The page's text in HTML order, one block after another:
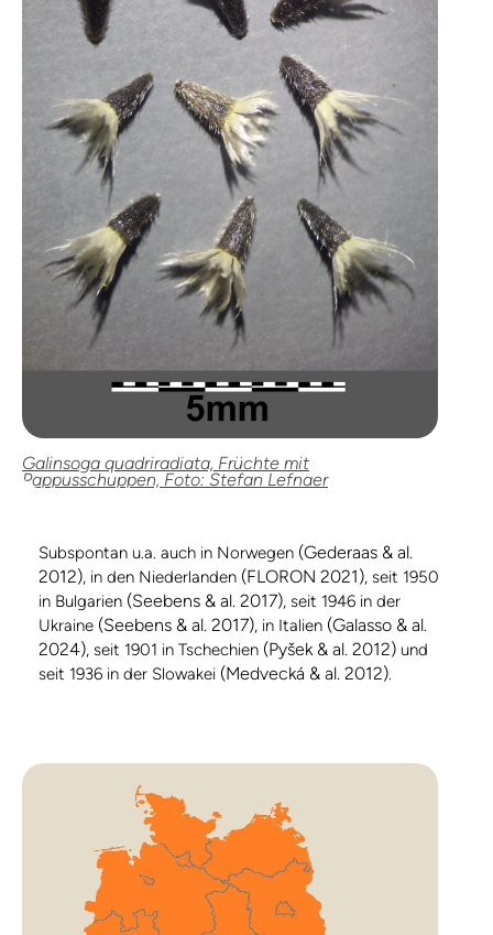
Galinsoga quadriradiata, Früchte mit
Pappusschuppen, Foto: Stefan Lefnaer
Subspontan u.a. auch in Norwegen (Gederaas & al.
2012), in den Niederlanden (FLORON 2021), seit 1950
in Bulgarien (Seebens & al. 2017), seit 1946 in der
Ukraine (Seebens & al. 2017), in Italien (Galasso & al.
2024), seit 1901 in Tschechien (Pyšek & al. 2012) und
seit 1936 in der Slowakei (Medvecká & al. 2012)